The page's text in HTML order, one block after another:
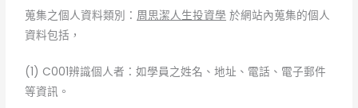
蒐集之個人資料類別： 周思潔人生投資學 於網站內蒐集的個人
資料包括，
(1) C001辨識個人者：如學員之姓名、地址、電話、電子郵件
等資訊。